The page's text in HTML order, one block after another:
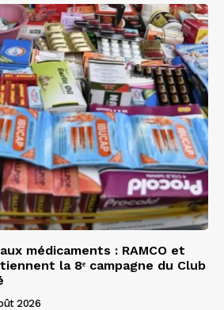
médicaments : RAMCO et
la 8ᵉ campagne du Club
2026